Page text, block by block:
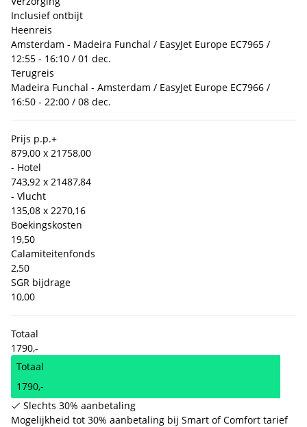
Inclusief ontbijt
Heenreis
Amsterdam - Madeira Funchal / EasyJet Europe EC7965 /
12:55 - 16:10 / 01 dec.
Terugreis
Madeira Funchal - Amsterdam / EasyJet Europe EC7966 /
16:50 - 22:00 / 08 dec.
Prijs p.p.+
879,00 x 21758,00
- Hotel
743,92 x 21487,84
- Vlucht
135,08 x 2270,16
Boekingskosten
19,50
Calamiteitenfonds
2,50
SGR bijdrage
10,00
Totaal
1790,-
Totaal
1790,-
Slechts 30% aanbetaling
Mogelijkheid tot 30% aanbetaling bij Smart of Comfort tarief